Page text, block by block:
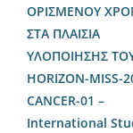
ΟΡΙΣΜΕΝΟΥ
ΣΤΑ ΠΛΑΙΣΙΑ
ΥΛΟΠΟΙΗΣΗΣ
HORIZON-MISS-
CANCER-01 –
International